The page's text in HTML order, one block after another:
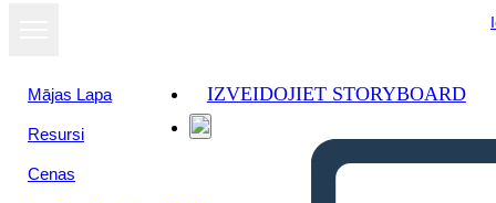
Mājas Lapa
Resursi
Cenas
IZVEIDOJIET STORYBOARD
Skatīt kā
slaidrādi